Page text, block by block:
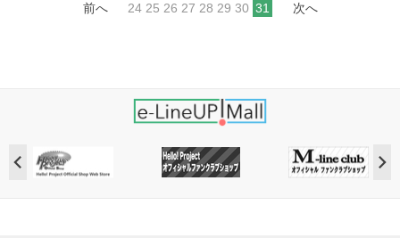
前へ 24 25 26 27 28 29 30 31 次へ